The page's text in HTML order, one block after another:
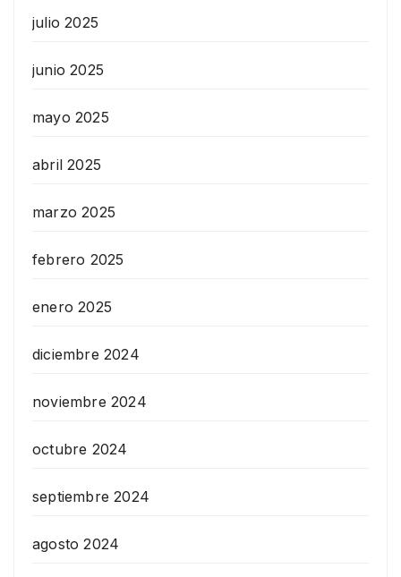
julio 2025
junio 2025
mayo 2025
abril 2025
marzo 2025
febrero 2025
enero 2025
diciembre 2024
noviembre 2024
octubre 2024
septiembre 2024
agosto 2024